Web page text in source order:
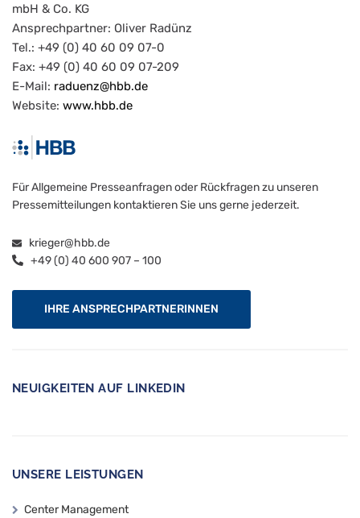
mbH & Co. KG
Ansprechpartner: Oliver Radünz
Tel.: +49 (0) 40 60 09 07-0
Fax: +49 (0) 40 60 09 07-209
E-Mail: raduenz@hbb.de
Website:www.hbb.de
Für Allgemeine Presseanfragen oder Rückfragen zu unseren
Pressemitteilungen kontaktieren Sie uns gerne jederzeit.
krieger@hbb.de
+49 (0) 40 600 907 – 100
IHRE ANSPRECHPARTNERINNEN
NEUIGKEITEN AUF LINKEDIN
UNSERE LEISTUNGEN
Center Management